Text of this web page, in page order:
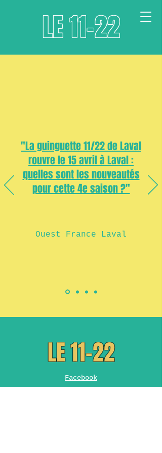
LE 11-22
"La guinguette 11/22 de Laval
rouvre le 15 avril à Laval :
quelles sont les nouveautés
pour cette 4e saison ?"
Ouest France Laval
LE 11-22
Facebook